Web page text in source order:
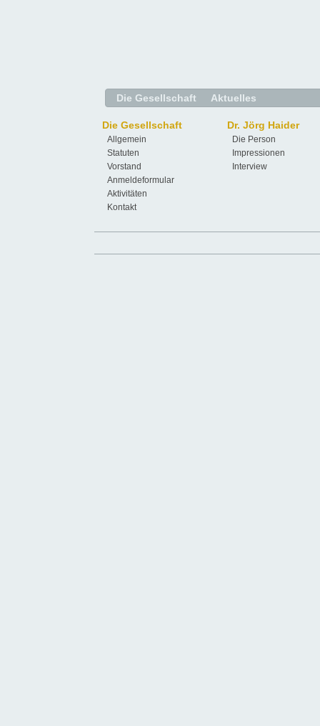
Die Gesellschaft Aktuelles
Die Gesellschaft
Allgemein
Statuten
Vorstand
Anmeldeformular
Aktivitäten
Kontakt
Dr. Jörg Haider
Die Person
Impressionen
Interview